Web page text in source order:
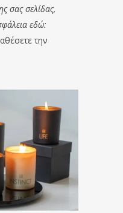
σας σελίδας,
εδώ:
την